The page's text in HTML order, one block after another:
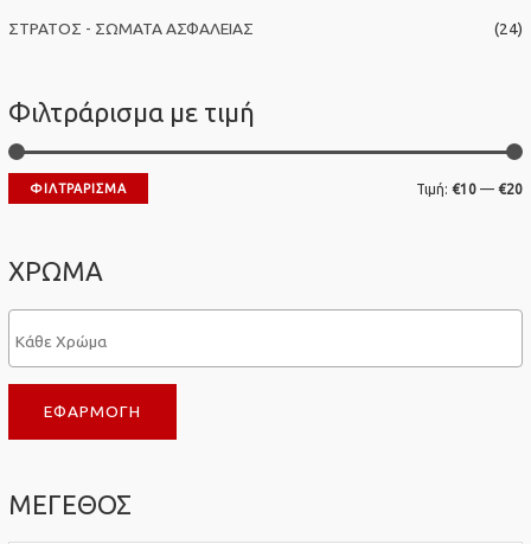
ΣΤΡΑΤΟΣ - ΣΩΜΑΤΑ ΑΣΦΑΛΕΙΑΣ (24)
Φιλτράρισμα με τιμή
Ε
ΦΙΛΤΡΆΡΙΣΜΑ Τιμή: €10— €20
ΧΡΩΜΑ
ΕΦΑΡΜΟΓΉ
ΜΕΓΕΘΟΣ